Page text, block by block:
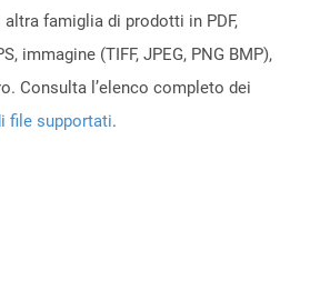
famiglia di prodotti in PDF,
immagine (TIFF, JPEG, PNG BMP),
Consulta l’elenco completo dei
file supportati.